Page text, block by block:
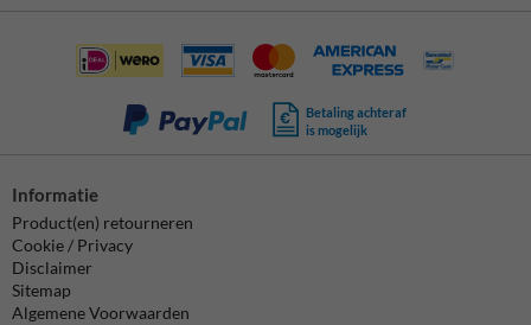
Betaling achteraf
is mogelijk
Informatie
Product(en) retourneren
Cookie / Privacy
Disclaimer
Sitemap
Algemene Voorwaarden